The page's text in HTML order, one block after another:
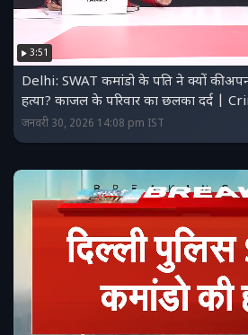
3:51
Delhi: SWAT कमांडो के पति ने क्यों की
हत्या? काजल के परिवार का छलका दर्द |
जनवरी 30, 2026 14:08 pm IST